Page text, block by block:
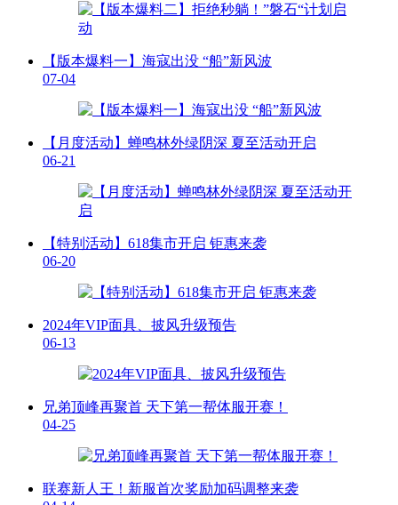
【版本爆料一】海寇出没 “船”新风波
07-04
【月度活动】蝉鸣林外绿阴深 夏至活动开启
06-21
【特别活动】618集市开启 钜惠来袭
06-20
2024年VIP面具、披风升级预告
06-13
兄弟顶峰再聚首 天下第一帮体服开赛！
04-25
联赛新人王！新服首次奖励加码调整来袭